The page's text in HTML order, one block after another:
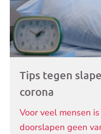
Tips tegen
corona
Voor veel mensen
doorslapen geen